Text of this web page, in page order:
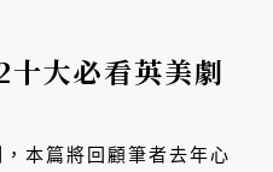
大必看英美劇
本篇將回顧筆者去年心